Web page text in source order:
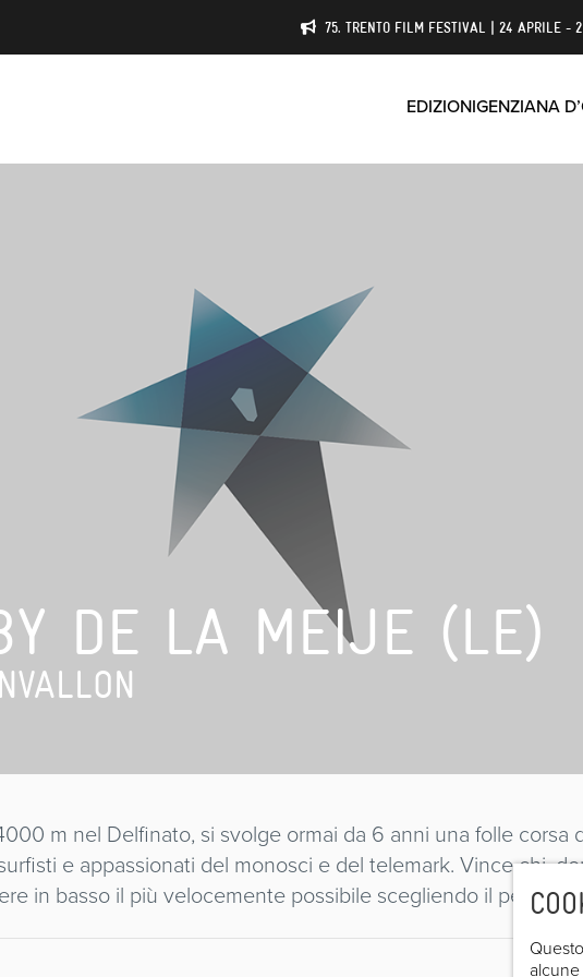
75. TRENTO FILM FESTIVAL | 24 APRILE - 2
EDIZIONIGENZIANA
DE LA MEIJE (LE)
m nel Delfinato, si svolge ormai da 6 anni una folle
e appassionati del monosci e del telemark. Vince chi,
in basso il più velocemente possibile scegliendo il percorso